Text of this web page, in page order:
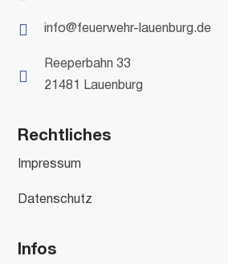
 info@feuerwehr-lauenburg.de

Reeperbahn 33
21481 Lauenburg
Rechtliches
Impressum
Datenschutz
Infos